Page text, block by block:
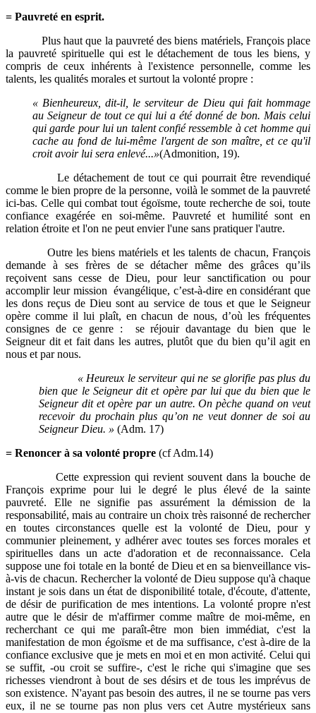
= Pauvreté en esprit.
Plus haut que la pauvreté des biens matériels, François place
la pauvreté spirituelle qui est le détachement de tous les biens, y
compris de ceux inhérents à l'existence personnelle, comme les
talents, les qualités morales et surtout la volonté propre :
« Bienheureux, dit-il, le serviteur de Dieu qui fait hommage
au Seigneur de tout ce qui lui a été donné de bon. Mais celui
qui garde pour lui un talent confié ressemble à cet homme qui
cache au fond de lui-même l'argent de son maître, et ce qu'il
croit avoir lui sera enlevé...»(Admonition, 19).
Le détachement de tout ce qui pourrait être revendiqué
comme le bien propre de la personne, voilà le sommet de la pauvreté
ici-bas. Celle qui combat tout égoïsme, toute recherche de soi, toute
confiance exagérée en soi-même. Pauvreté et humilité sont en
relation étroite et l'on ne peut envier l'une sans pratiquer l'autre.
Outre les biens matériels et les talents de chacun, François
demande à ses frères de se détacher même des grâces qu’ils
reçoivent sans cesse de Dieu, pour leur sanctification ou pour
accomplir leur mission évangélique, c’est-à-dire en considérant que
les dons reçus de Dieu sont au service de tous et que le Seigneur
opère comme il lui plaît, en chacun de nous, d’où les fréquentes
consignes de ce genre : se réjouir davantage du bien que le
Seigneur dit et fait dans les autres, plutôt que du bien qu’il agit en
nous et par nous.
« Heureux le serviteur qui ne se glorifie pas plus du
bien que le Seigneur dit et opère par lui que du bien que le
Seigneur dit et opère par un autre. On pèche quand on veut
recevoir du prochain plus qu’on ne veut donner de soi au
Seigneur Dieu. »(Adm. 17)
= Renoncer à sa volonté propre (cf Adm.14)
Cette expression qui revient souvent dans la bouche de
François exprime pour lui le degré le plus élevé de la sainte
pauvreté. Elle ne signifie pas assurément la démission de la
responsabilité, mais au contraire un choix très raisonné de rechercher
en toutes circonstances quelle est la volonté de Dieu, pour y
communier pleinement, y adhérer avec toutes ses forces morales et
spirituelles dans un acte d'adoration et de reconnaissance. Cela
suppose une foi totale en la bonté de Dieu et en sa bienveillance vis-
à-vis de chacun. Rechercher la volonté de Dieu suppose qu'à chaque
instant je sois dans un état de disponibilité totale, d'écoute, d'attente,
de désir de purification de mes intentions. La volonté propre n'est
autre que le désir de m'affirmer comme maître de moi-même, en
recherchant ce qui me paraît-être mon bien immédiat, c'est la
manifestation de mon égoïsme et de ma suffisance, c'est à-dire de la
confiance exclusive que je mets en moi et en mon activité. Celui qui
se suffit, -ou croit se suffire-, c'est le riche qui s'imagine que ses
richesses viendront à bout de ses désirs et de tous les imprévus de
son existence. N'ayant pas besoin des autres, il ne se tourne pas vers
eux, il ne se tourne pas non plus vers cet Autre mystérieux sans